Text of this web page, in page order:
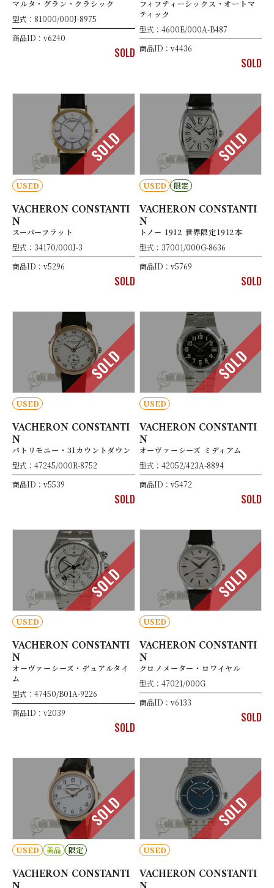
マルタ・グラン・クラシック
型式：81000/000J-8975
商品ID：v6240
SOLD
フィフティーシックス・オートマ
ティック
型式：4600E/000A-B487
商品ID：v4436
SOLD
SOLD
USED
VACHERON CONSTANTI
N
スーパーフラット
型式：34170/000J-3
商品ID：v5296
SOLD
SOLD
USED 限定
VACHERON CONSTANTI
N
トノー 1912 世界限定1912本
型式：37001/000G-8636
商品ID：v5769
SOLD
SOLD
USED
VACHERON CONSTANTI
N
パトリモニー・31カウントダウン
型式：47245/000R-8752
商品ID：v5539
SOLD
SOLD
USED
VACHERON CONSTANTI
N
オーヴァーシーズ ミディアム
型式：42052/423A-8894
商品ID：v5472
SOLD
SOLD
USED
VACHERON CONSTANTI
N
オーヴァーシーズ・デュアルタイ
ム
型式：47450/B01A-9226
商品ID：v2039
SOLD
SOLD
USED
VACHERON CONSTANTI
N
クロノメーター・ロワイヤル
型式：47021/000G
商品ID：v6133
SOLD
SOLD
USED 美品 限定
VACHERON CONSTANTI
SOLD
USED
VACHERON CONSTANTI